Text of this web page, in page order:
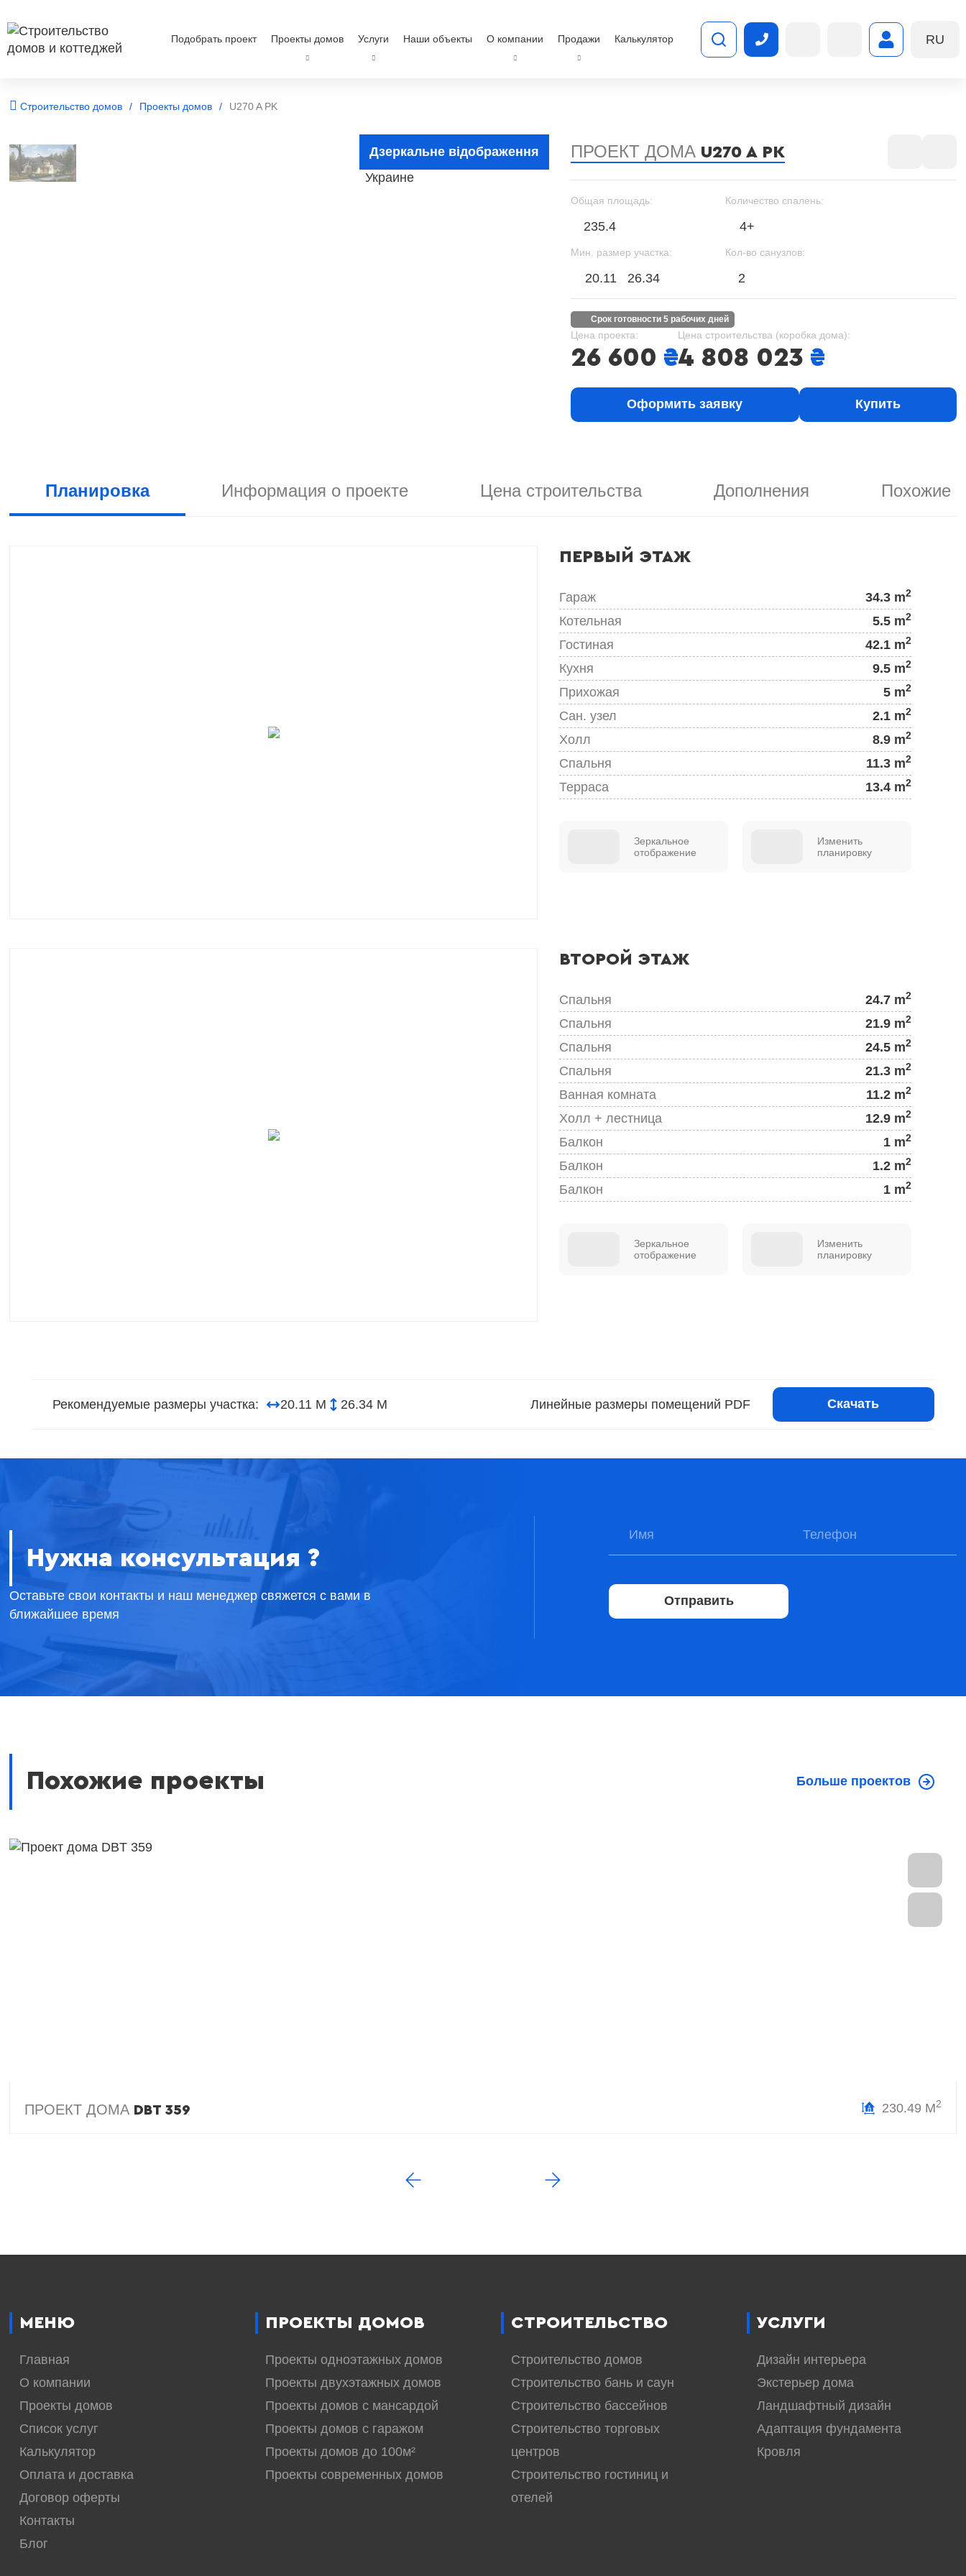
Подобрать проект Проекты домов Услуги Наши объекты О компании Продажи Калькулятор RU
Строительство домов Проекты домов U270 A PK
Дзеркальне відображення ПРОЕКТ ДОМА U270 A PK
Общая площадь:
235.4
Количество спалень:
4+
Мин. размер участка:
20.11 26.34
Кол-во санузлов:
2
срок готовности 5 рабочих дней
Цена проекта:
26 600 ₴
Цена строительства (коробка дома):
4 808 023 ₴
Оформить заявку Купить
Планировка Информация о проекте Цена строительства Дополнения Похожие
ПЕРВЫЙ ЭТАЖ
Гараж 34.3 m2
Котельная 5.5 m2
Гостиная 42.1 m2
Кухня 9.5 m2
Прихожая 5 m2
Сан. узел 2.1 m2
Холл 8.9 m2
Спальня 11.3 m2
Терраса 13.4 m2
Зеркальное
отображение
Изменить
планировку
ВТОРОЙ ЭТАЖ
Спальня 24.7 m2
Спальня 21.9 m2
Спальня 24.5 m2
Спальня 21.3 m2
Ванная комната 11.2 m2
Холл + лестница 12.9 m2
Балкон 1 m2
Балкон 1.2 m2
Балкон 1 m2
Зеркальное
отображение
Изменить
планировку
Рекомендуемые размеры участка: 20.11 М 26.34 М Линейные размеры помещений PDF Скачать
Нужна консультация ?
Оставьте свои контакты и наш менеджер свяжется с вами в
ближайшее время
Отправить
Похожие проекты Больше проектов
ПРОЕКТ ДОМА DBT 359 230.49 М2
МЕНЮ
Главная
О компании
Проекты домов
Список услуг
Калькулятор
Оплата и доставка
Договор оферты
Контакты
Блог
ПРОЕКТЫ ДОМОВ
Проекты одноэтажных домов
Проекты двухэтажных домов
Проекты домов с мансардой
Проекты домов с гаражом
Проекты домов до 100м²
Проекты современных домов
СТРОИТЕЛЬСТВО
Строительство домов
Строительство бань и саун
Строительство бассейнов
Строительство торговых
центров
Строительство гостиниц и
отелей
УСЛУГИ
Дизайн интерьера
Экстерьер дома
Ландшафтный дизайн
Адаптация фундамента
Кровля